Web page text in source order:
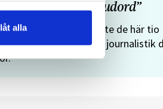
alla
tio budord”
Crona:
Följer du inte de här tio
Då är det inte journalistik